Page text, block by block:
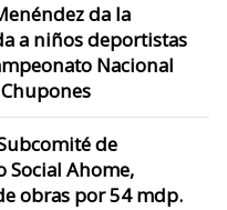
da la
a niños deportistas
Nacional
de
Social Ahome,
obras por 54 mdp.